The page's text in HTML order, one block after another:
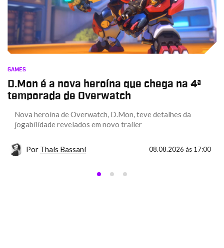
GAMES
D.Mon é a nova heroína que chega na 4ª
temporada de Overwatch
Nova heroína de Overwatch, D.Mon, teve detalhes da
jogabilidade revelados em novo trailer
Por Thais Bassani 08.08.2026 às 17:00